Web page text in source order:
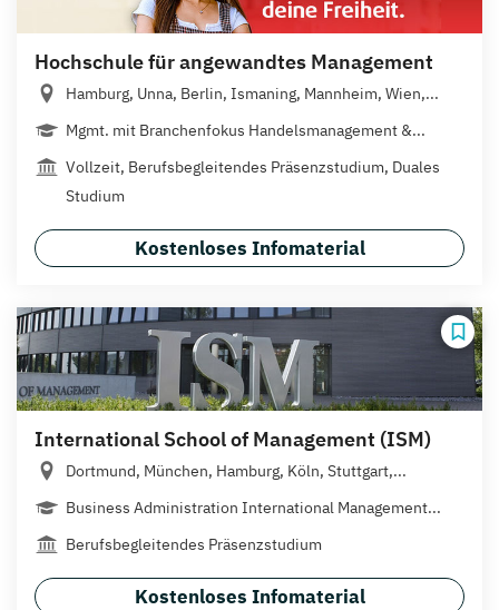
Hochschule für angewandtes Management
Hamburg, Unna, Berlin, Ismaning, Mannheim, Wien,...
Mgmt. mit Branchenfokus Handelsmanagement &...
Vollzeit, Berufsbegleitendes Präsenzstudium, Duales
Studium
Kostenloses Infomaterial
International School of Management (ISM)
Dortmund, München, Hamburg, Köln, Stuttgart,...
Business Administration International Management...
Berufsbegleitendes Präsenzstudium
Kostenloses Infomaterial